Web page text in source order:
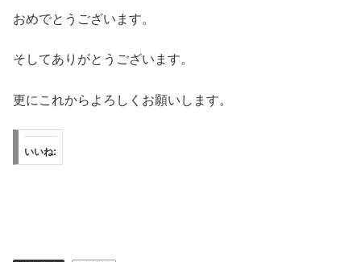
おめでとうございます。
そしてありがとうございます。
更にこれからよろしくお願いします。
いいね: